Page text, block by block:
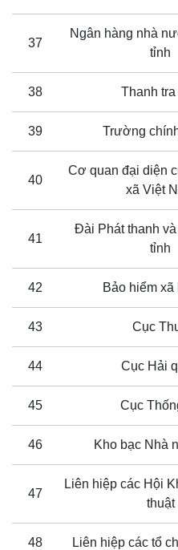
37
Ngân hàng nhà
tỉnh
38 Thanh tra
39 Trường
40
Cơ quan đại diện
xã Việt
41
Đài Phát thanh
tỉnh
42 Bảo hiểm xã
43 Cục
44 Cục Hải
45 Cục
46 Kho bạc Nhà
47
Liên hiệp các Hội
thuật
48 Liên hiệp các tổ